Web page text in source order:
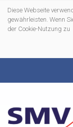
Diese Webseite
gewährleisten. Wenn
der Cookie-Nutzung zu